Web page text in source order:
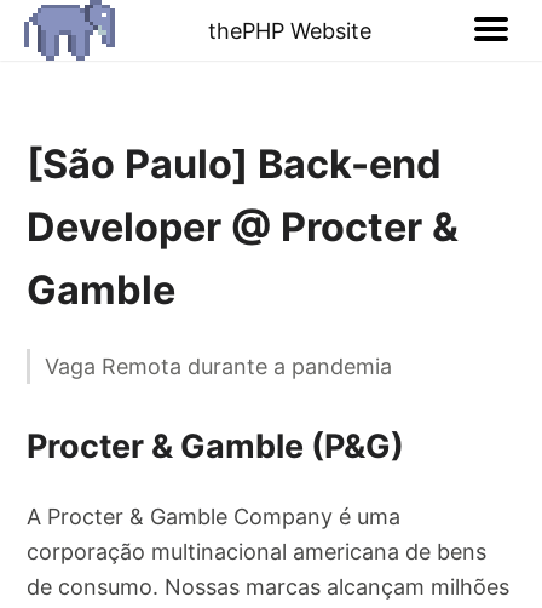
thePHP Website
[São Paulo] Back-end
Developer @ Procter &
Gamble
Vaga Remota durante a pandemia
Procter & Gamble (P&G)
A Procter & Gamble Company é uma
corporação multinacional americana de bens
de consumo. Nossas marcas alcançam milhões